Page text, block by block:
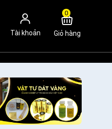
Tài khoản
0
Giỏ hàng